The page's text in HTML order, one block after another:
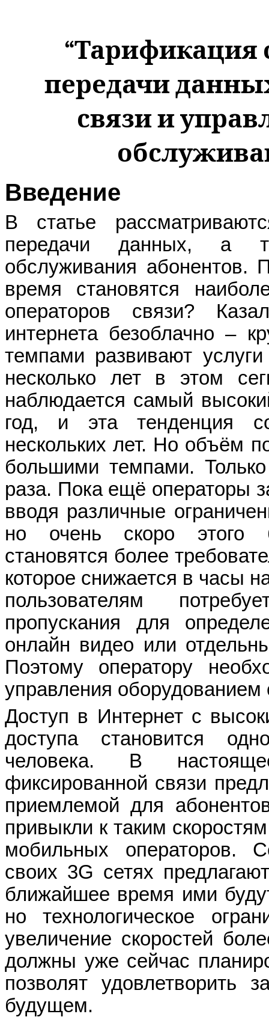
“Тарификация
передачи
связи и
Введение
В статье
передачи данных, а
обслуживания абонентов.
время становятся
операторов связи?
интернета безоблачно –
темпами развивают
несколько лет в этом
наблюдается самый
год, и эта тенденция
нескольких лет. Но объём
большими темпами.
раза. Пока ещё операторы
вводя различные
но очень скоро этого
становятся более
которое снижается в часы
пользователям
пропускания для
онлайн видео или
Поэтому оператору
управления оборудованием
Доступ в Интернет с
доступа становится
человека. В
фиксированной связи
приемлемой для
привыкли к таким
мобильных операторов.
своих 3G сетях
ближайшее время ими
но технологическое
увеличение скоростей
должны уже сейчас
позволят удовлетворить
будущем.